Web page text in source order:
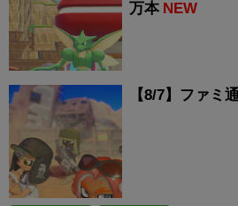
万本 NEW
【8/7】ファミ